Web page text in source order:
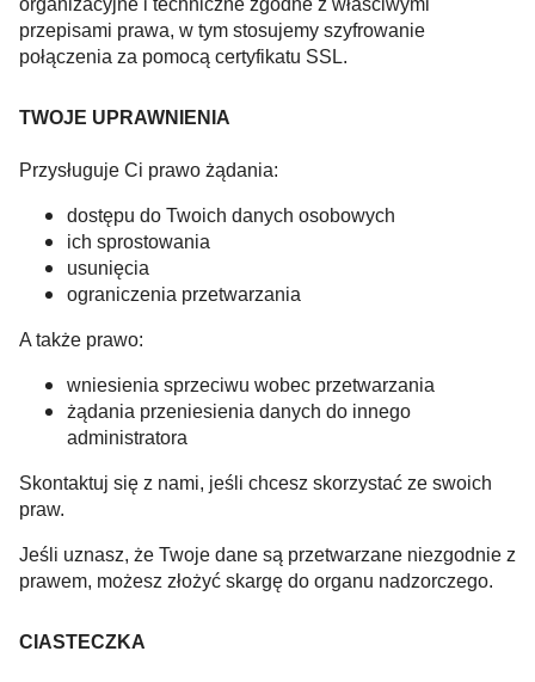
organizacyjne i techniczne zgodne z właściwymi
przepisami prawa, w tym stosujemy szyfrowanie
połączenia za pomocą certyfikatu SSL.
TWOJE UPRAWNIENIA
Przysługuje Ci prawo żądania:
dostępu do Twoich danych osobowych
ich sprostowania
usunięcia
ograniczenia przetwarzania
A także prawo:
wniesienia sprzeciwu wobec przetwarzania
żądania przeniesienia danych do innego
administratora
Skontaktuj się z nami, jeśli chcesz skorzystać ze swoich
praw.
Jeśli uznasz, że Twoje dane są przetwarzane niezgodnie z
prawem, możesz złożyć skargę do organu nadzorczego.
CIASTECZKA